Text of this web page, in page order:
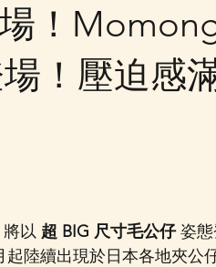
！
！壓迫感
以 超 BIG 尺寸毛公仔 姿態
陸續出現於日本各地夾公